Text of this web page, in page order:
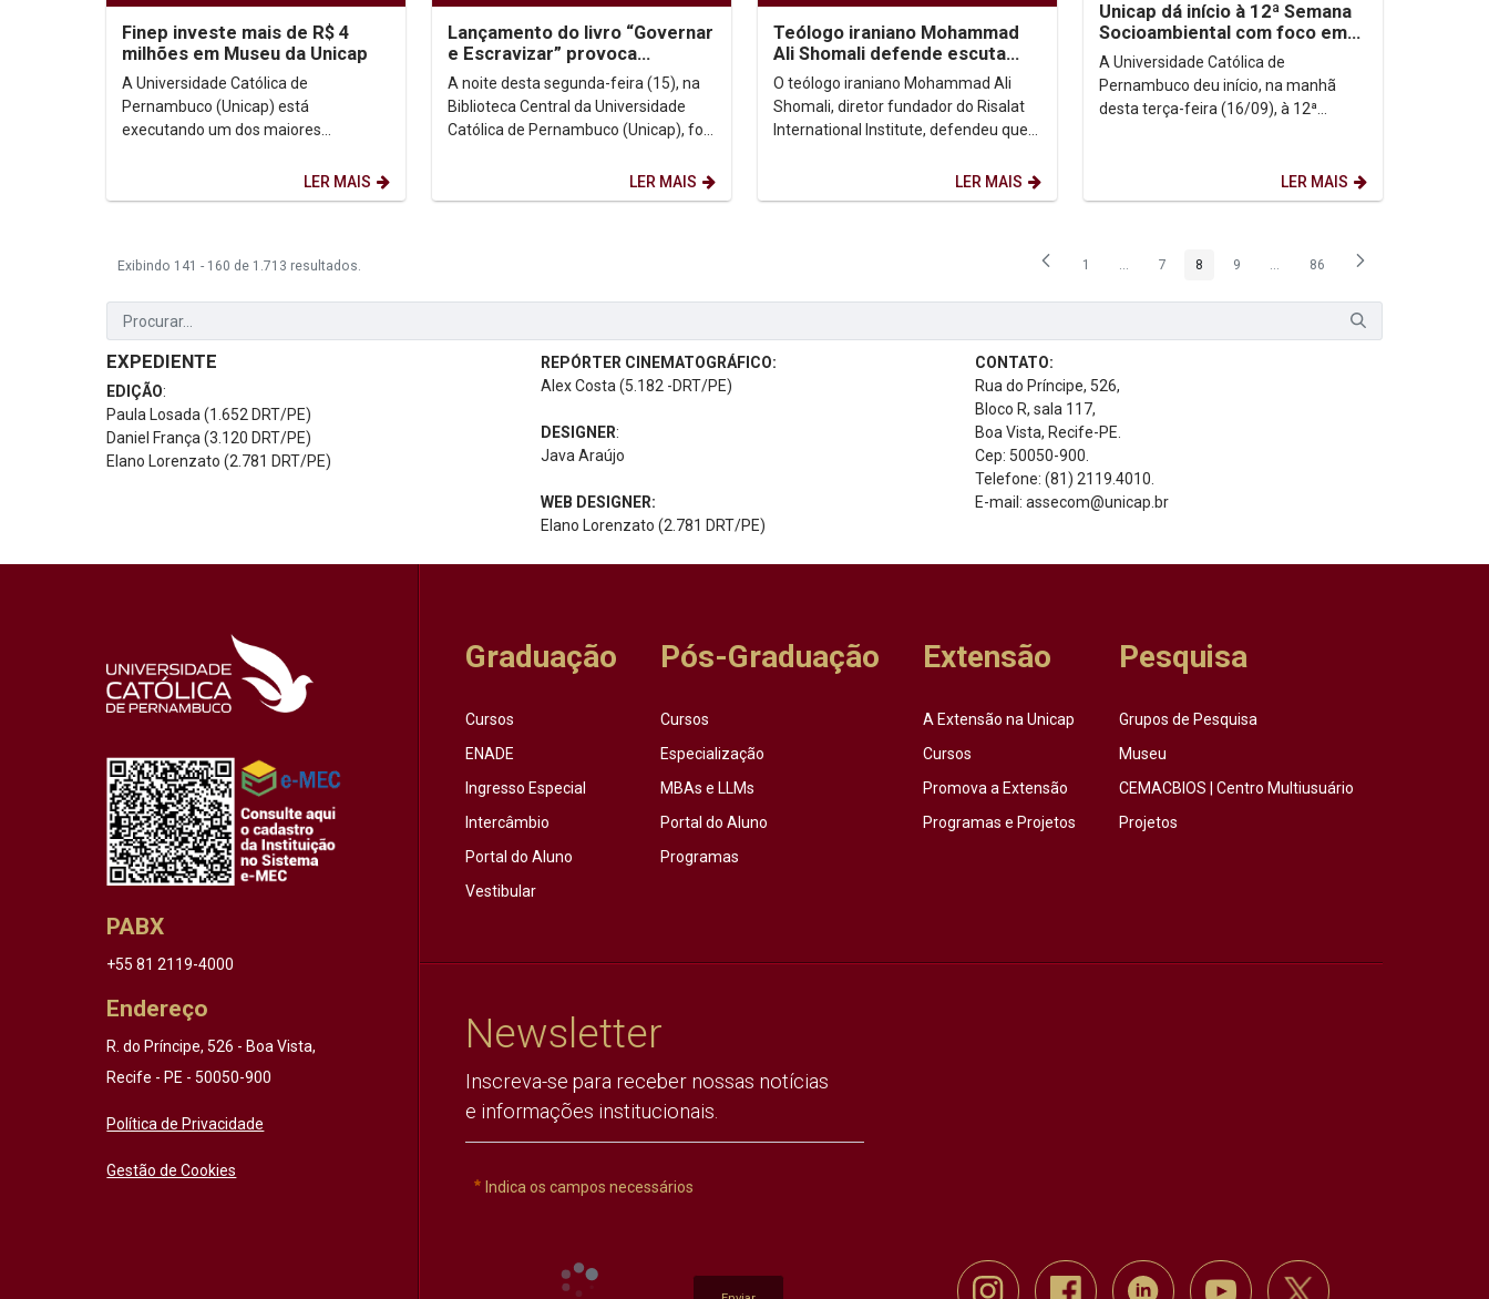
Finep investe mais de R$ 4
milhões em Museu da Unicap
A Universidade Católica de
Pernambuco (Unicap) está
executando um dos maiores
inovação e difusão científica de sua
história....
LER MAIS
Lançamento do livro “Governar
e Escravizar” provoca
reflexões sobre a
responsabilidade histórica...
A noite desta segunda-feira (15), na
Biblioteca Central da Universidade
Católica de Pernambuco (Unicap), foi
LER MAIS
Teólogo iraniano Mohammad
Ali Shomali defende escuta
humilde e atenta como base
de diálogo...
O teólogo iraniano Mohammad Ali
Shomali, diretor fundador do Risalat
International Institute, defendeu que o
LER MAIS
Unicap dá início à 12ª Semana
Socioambiental com foco em
mudanças climáticas e justiça...
A Universidade Católica de
Pernambuco deu início, na manhã
desta terça-feira (16/09), à 12ª
LER MAIS
Exibindo 141 - 160 de 1.713 resultados. Página
1 ...Páginas intermediárias Usar ABA para navegar.
Página
7 Página
8 Página
9 ...Páginas intermediárias Usar ABA
Página
86
EXPEDIENTE
EDIÇÃO:
Paula Losada (1.652 DRT/PE)
Daniel França (3.120 DRT/PE)
Elano Lorenzato (2.781 DRT/PE)
REPÓRTER CINEMATOGRÁFICO:
Alex Costa (5.182 -DRT/PE)
DESIGNER:
Java Araújo
WEB DESIGNER:
Elano Lorenzato (2.781 DRT/PE)
CONTATO:
Rua do Príncipe, 526,
Bloco R, sala 117,
Boa Vista, Recife-PE.
Cep: 50050-900.
Telefone: (81) 2119.4010.
E-mail: assecom@unicap.br
PABX
+55 81 2119-4000
Endereço
R. do Príncipe, 526 - Boa Vista,
Recife - PE - 50050-900
Política de Privacidade
Gestão de Cookies
Graduação
Cursos
ENADE
Ingresso Especial
Intercâmbio
Portal do Aluno
Vestibular
Pós-Graduação
Cursos
Especialização
MBAs e LLMs
Portal do Aluno
Programas
Extensão
A Extensão na Unicap
Cursos
Promova a Extensão
Programas e Projetos
Pesquisa
Grupos de Pesquisa
Museu
CEMACBIOS | Centro Multiusuário
Projetos
Newsletter
Inscreva-se para receber nossas notícias
e informações institucionais.
Indica os campos necessários